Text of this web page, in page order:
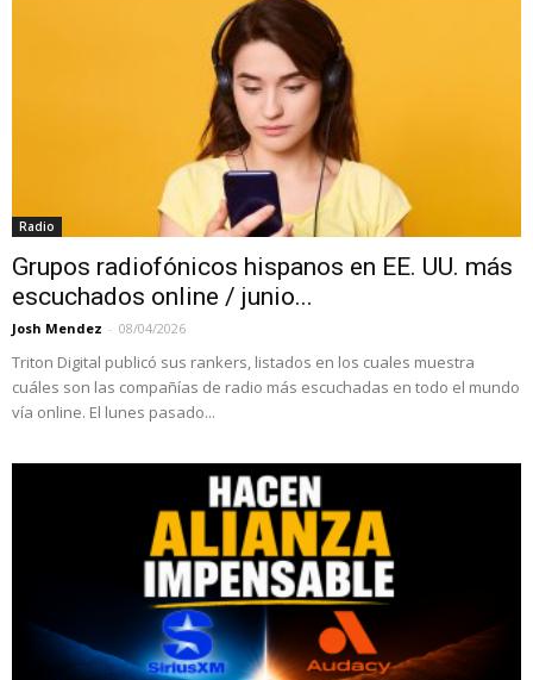
Radio
Grupos radiofónicos hispanos en EE. UU. más
escuchados online / junio...
Josh Mendez - 08/04/2026
Triton Digital publicó sus rankers, listados en los cuales muestra
cuáles son las compañías de radio más escuchadas en todo el mundo
vía online. El lunes pasado...